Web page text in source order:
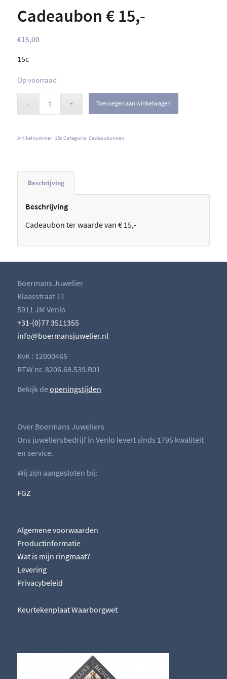
Cadeaubon € 15,-
€15,00
15c
Op voorraad
Toevoegen aan winkelwagen
Artikelnummer: 15cCategorie: Cadeaubonnen
Beschrijving
Beschrijving
Cadeaubon ter waarde van € 15,-
Boermans Juwelier
Klaasstraat 11
5911 JM Venlo
+31-(0)77 3511355
info@boermansjuwelier.nl
KvK : 12000465
BTW nr. 8206.68.539.B01
Bekijk deopeningstijden
Over Boermans Juweliers
Ons juweliersbedrijf in Venlo levert sinds 1795 kwaliteit
en service.
Wij zijn aangesloten bij:
FGZ
Algemene voorwaarden
Productinformatie
Wat is mijn ringmaat?
Levering
Privacybeleid
Keurtekenplaat Waarborgwet